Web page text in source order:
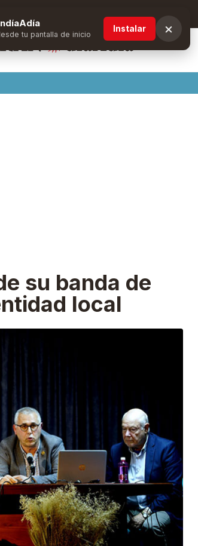
su banda de
local
tu pantalla de inicio
Instalar ×